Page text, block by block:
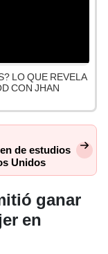
LO QUE REVELA
CON JHAN
de estudios
Unidos
ganar
en